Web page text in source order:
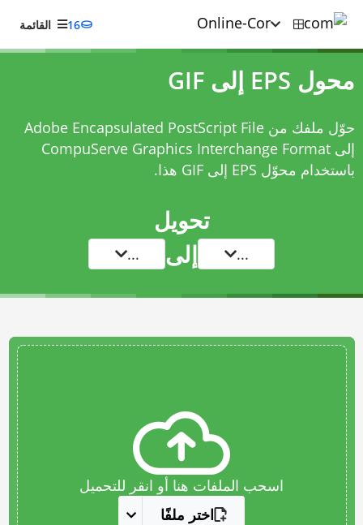
16 القائمة
محول EPS إلى GIF
حوّل ملفك من Adobe Encapsulated PostScript File
إلى CompuServe Graphics Interchange Format
باستخدام محوّل EPS إلى GIF هذا.
تحويل
... إلى ...
اسحب الملفات هنا أو انقر للتحميل
اختر ملفًا